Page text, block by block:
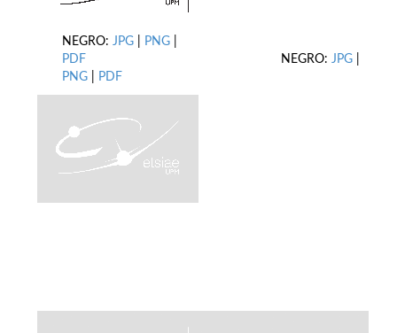
NEGRO: JPG PNG
PDF NEGRO: JPG
PNG
PDF